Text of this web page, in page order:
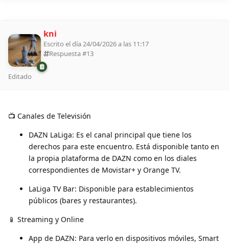
kni
Escrito el día 24/04/2026 a las 11:17
Respuesta #13
Editado
📺 Canales de Televisión
DAZN LaLiga: Es el canal principal que tiene los
derechos para este encuentro. Está disponible tanto en
la propia plataforma de DAZN como en los diales
correspondientes de Movistar+ y Orange TV.
LaLiga TV Bar: Disponible para establecimientos
públicos (bares y restaurantes).
📱 Streaming y Online
App de DAZN: Para verlo en dispositivos móviles, Smart